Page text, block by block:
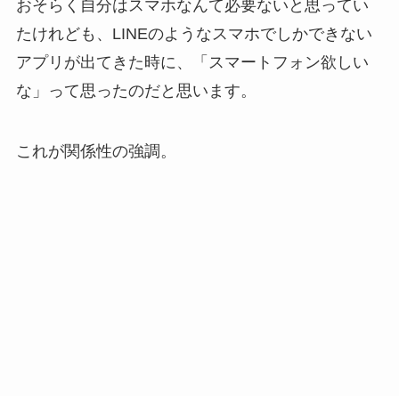
おそらく自分はスマホなんて必要ないと思ってい
たけれども、LINEのようなスマホでしかできない
アプリが出てきた時に、「スマートフォン欲しい
な」って思ったのだと思います。
これが関係性の強調。